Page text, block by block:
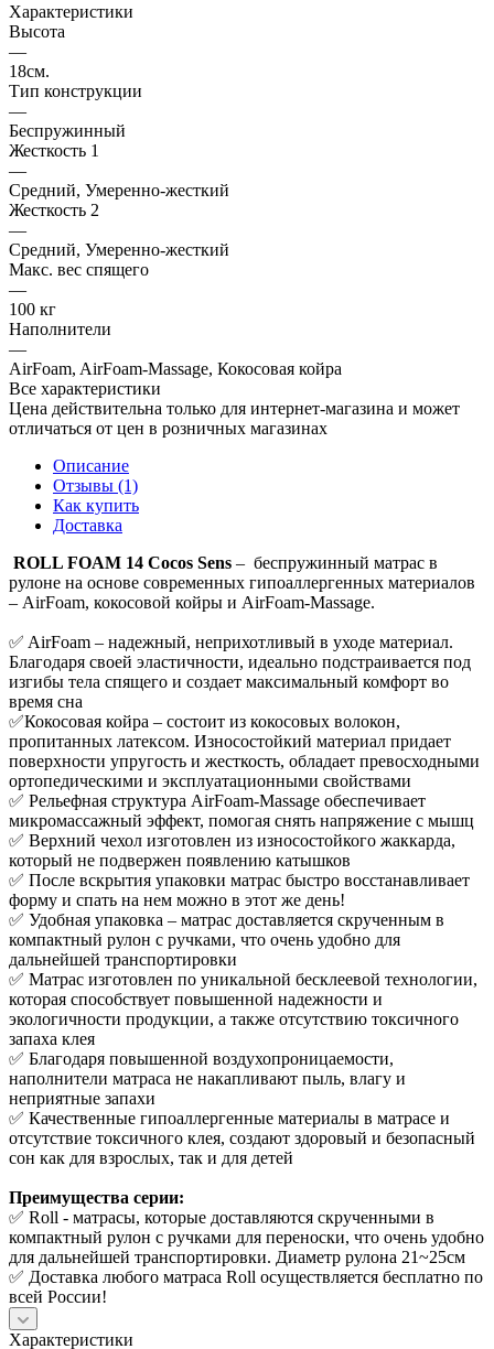
Характеристики
Высота
—
18см.
Тип конструкции
—
Беспружинный
Жесткость 1
—
Средний, Умеренно-жесткий
Жесткость 2
—
Средний, Умеренно-жесткий
Макс. вес спящего
—
100 кг
Наполнители
—
AirFoam, AirFoam-Massage, Кокосовая койра
Все характеристики
Цена действительна только для интернет-магазина и может
отличаться от цен в розничных магазинах
Описание
Отзывы (1)
Как купить
Доставка
ROLL FOAM 14 Cocos Sens – беспружинный матрас в
рулоне на основе современных гипоаллергенных материалов
– AirFoam, кокосовой койры и AirFoam-Massage.
✅ AirFoam – надежный, неприхотливый в уходе материал.
Благодаря своей эластичности, идеально подстраивается под
изгибы тела спящего и создает максимальный комфорт во
время сна
✅Кокосовая койра – состоит из кокосовых волокон,
пропитанных латексом. Износостойкий материал придает
поверхности упругость и жесткость, обладает превосходными
ортопедическими и эксплуатационными свойствами
✅ Рельефная структура AirFoam-Massage обеспечивает
микромассажный эффект, помогая снять напряжение с мышц
✅ Верхний чехол изготовлен из износостойкого жаккарда,
который не подвержен появлению катышков
✅ После вскрытия упаковки матрас быстро восстанавливает
форму и спать на нем можно в этот же день!
✅ Удобная упаковка – матрас доставляется скрученным в
компактный рулон с ручками, что очень удобно для
дальнейшей транспортировки
✅ Матрас изготовлен по уникальной бесклеевой технологии,
которая способствует повышенной надежности и
экологичности продукции, а также отсутствию токсичного
запаха клея
✅ Благодаря повышенной воздухопроницаемости,
наполнители матраса не накапливают пыль, влагу и
неприятные запахи
✅ Качественные гипоаллергенные материалы в матрасе и
отсутствие токсичного клея, создают здоровый и безопасный
сон как для взрослых, так и для детей
Преимущества серии:
✅ Roll - матрасы, которые доставляются скрученными в
компактный рулон с ручками для переноски, что очень удобно
для дальнейшей транспортировки. Диаметр рулона 21~25см
✅ Доставка любого матраса Roll осуществляется бесплатно по
всей России!
Характеристики